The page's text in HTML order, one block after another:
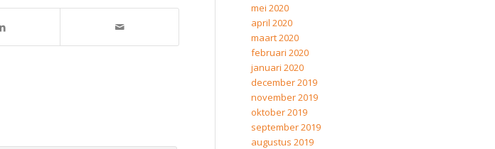
mei 2020
april 2020
maart 2020
februari 2020
januari 2020
december 2019
november 2019
oktober 2019
september 2019
augustus 2019